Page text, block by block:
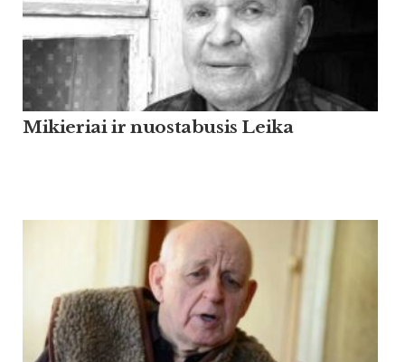
Mikieriai ir nuostabusis Leika